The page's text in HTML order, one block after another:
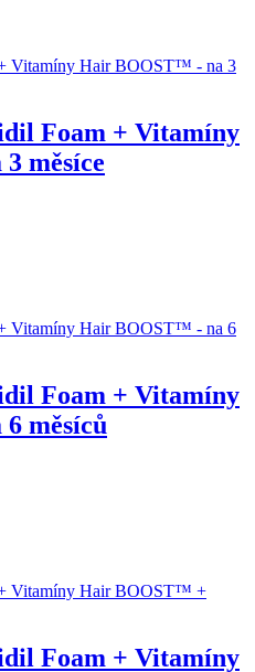
Foam + Vitamíny
měsíce
Foam + Vitamíny
měsíců
Foam + Vitamíny